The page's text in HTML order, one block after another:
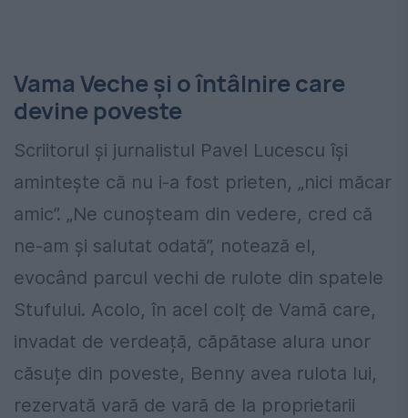
Vama Veche și o întâlnire care
devine poveste
Scriitorul și jurnalistul Pavel Lucescu își
amintește că nu i-a fost prieten, „nici măcar
amic”. „Ne cunoșteam din vedere, cred că
ne-am și salutat odată”, notează el,
evocând parcul vechi de rulote din spatele
Stufului. Acolo, în acel colț de Vamă care,
invadat de verdeață, căpătase alura unor
căsuțe din poveste, Benny avea rulota lui,
rezervată vară de vară de la proprietarii